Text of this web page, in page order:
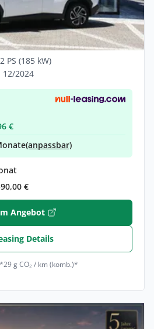
1.6 T-GDI PHEV Prime
PS (185 kW)
12/2024
€
(anpassbar)
€
Angebot
Details
29 g CO₂ / km (komb.)*